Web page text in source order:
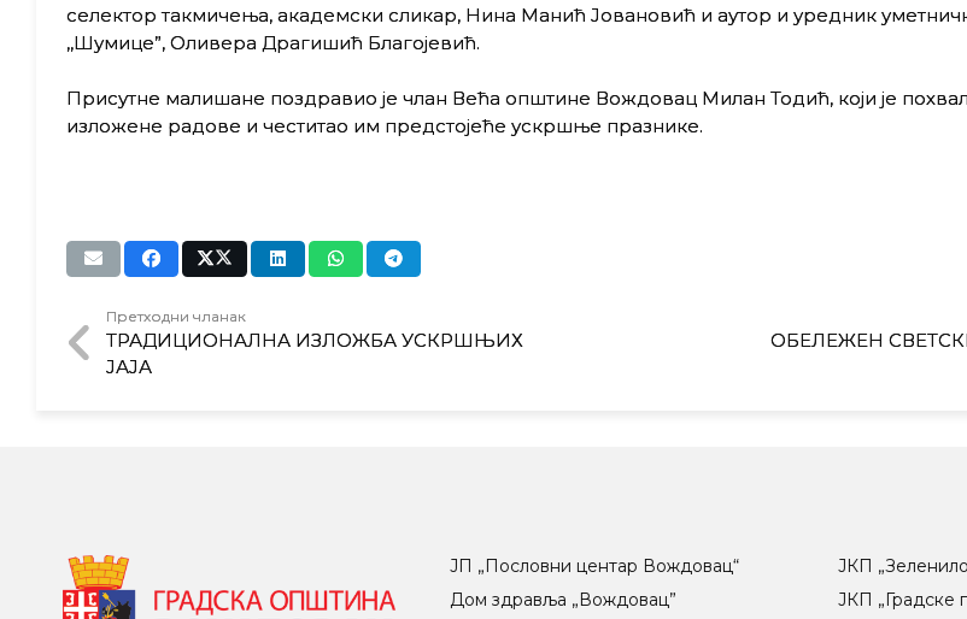
селектор такмичења, академски сликар, Нина Манић Јовановић и аутор и уредник
,,Шумице”, Оливера Драгишић Благојевић.
Присутне малишане поздравио је члан Већа општине Вождовац Милан Тодић, који је
изложене радове и честитао им предстојеће ускршње празнике.
Претходни чланак
ТРАДИЦИОНАЛНА ИЗЛОЖБА УСКРШЊИХ
ЈАЈА
ОБЕЛЕЖЕН
ЈП „Пословни центар Вождовац“
Дом здравља „Вождовац”
ЈКП
ЈКП „Градске